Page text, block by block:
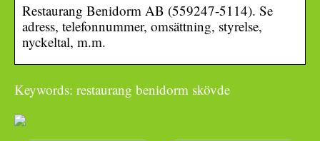
Restaurang Benidorm AB (559247-5114). Se
adress, telefonnummer, omsättning, styrelse,
nyckeltal, m.m.
Keywords: restaurang benidorm skövde